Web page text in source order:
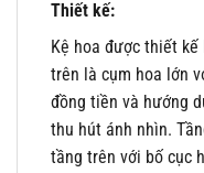
Thiết kế:
Kệ hoa được thiết
trên là cụm hoa lớn
đồng tiền và hướng
thu hút ánh nhìn.
tầng trên với bố cục